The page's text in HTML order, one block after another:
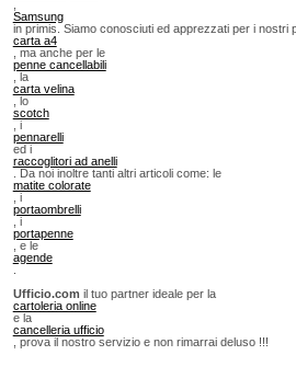
Samsung
in primis. Siamo conosciuti ed apprezzati per i nostri
carta a4
, ma anche per le
penne cancellabili
, la
carta velina
, lo
scotch
, i
pennarelli
ed i
raccoglitori ad anelli
. Da noi inoltre tanti altri articoli come: le
matite colorate
, i
portaombrelli
, i
portapenne
, e le
agende
Ufficio.com il tuo partner ideale per la
cartoleria online
e la
cancelleria ufficio
, prova il nostro servizio e non rimarrai deluso !!!